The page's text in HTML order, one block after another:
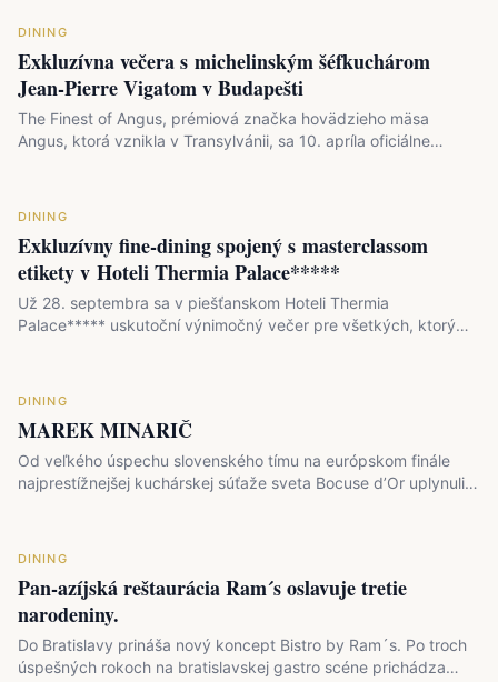
DINING
Exkluzívna večera s michelinským šéfkuchárom
Jean-Pierre Vigatom v Budapešti
The Finest of Angus, prémiová značka hovädzieho mäsa
Angus, ktorá vznikla v Transylvánii, sa 10. apríla oficiálne…
DINING
Exkluzívny fine-dining spojený s masterclassom
etikety v Hoteli Thermia Palace*****
Už 28. septembra sa v piešťanskom Hoteli Thermia
Palace***** uskutoční výnimočný večer pre všetkých, ktorý
DINING
MAREK MINARIČ
Od veľkého úspechu slovenského tímu na európskom finále
najprestížnejšej kuchárskej súťaže sveta Bocuse d’Or uplynuli…
DINING
Pan-azíjská reštaurácia Ram´s oslavuje tretie
narodeniny.
Do Bratislavy prináša nový koncept Bistro by Ram´s. Po troch
úspešných rokoch na bratislavskej gastro scéne prichádza…